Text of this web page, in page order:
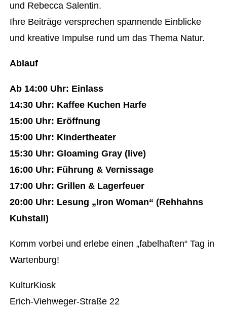
und Rebecca Salentin.
Ihre Beiträge versprechen spannende Einblicke
und kreative Impulse rund um das Thema Natur.
Ablauf
Ab 14:00 Uhr: Einlass
14:30 Uhr: Kaffee Kuchen Harfe
15:00 Uhr: Eröffnung
15:00 Uhr: Kindertheater
15:30 Uhr: Gloaming Gray (live)
16:00 Uhr: Führung & Vernissage
17:00 Uhr: Grillen & Lagerfeuer
20:00 Uhr: Lesung „Iron Woman“(Rehhahns
Kuhstall)
Komm vorbei und erlebe einen „fabelhaften“ Tag in
Wartenburg!
KulturKiosk
Erich-Viehweger-Straße 22